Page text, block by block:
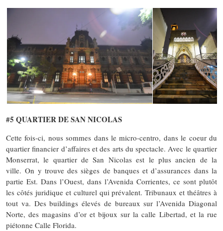
#5 QUARTIER DE SAN NICOLAS
Cette fois-ci, nous sommes dans le micro-centro, dans le coeur du
quartier financier d’affaires et des arts du spectacle. Avec le quartier
Monserrat, le quartier de San Nicolas est le plus ancien de la
ville. On y trouve des sièges de banques et d’assurances dans la
partie Est. Dans l’Ouest, dans l’Avenida Corrientes, ce sont plutôt
les côtés juridique et culturel qui prévalent. Tribunaux et théâtres à
tout va. Des buildings élevés de bureaux sur l’Avenida Diagonal
Norte, des magasins d’or et bijoux sur la calle Libertad, et la rue
piétonne Calle Florida.